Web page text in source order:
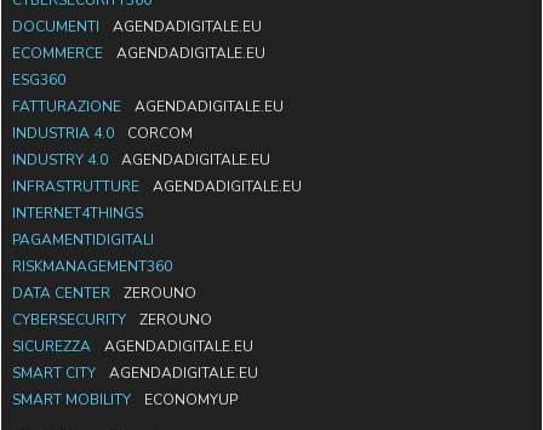
DOCUMENTI
AGENDADIGITALE.EU
ECOMMERCE
AGENDADIGITALE.EU
ESG360
FATTURAZIONE
AGENDADIGITALE.EU
INDUSTRIA 4.0
CORCOM
INDUSTRY 4.0
AGENDADIGITALE.EU
INFRASTRUTTURE
AGENDADIGITALE.EU
INTERNET4THINGS
PAGAMENTIDIGITALI
RISKMANAGEMENT360
DATA CENTER
ZEROUNO
CYBERSECURITY
ZEROUNO
SICUREZZA
AGENDADIGITALE.EU
SMART CITY
AGENDADIGITALE.EU
SMART MOBILITY
ECONOMYUP